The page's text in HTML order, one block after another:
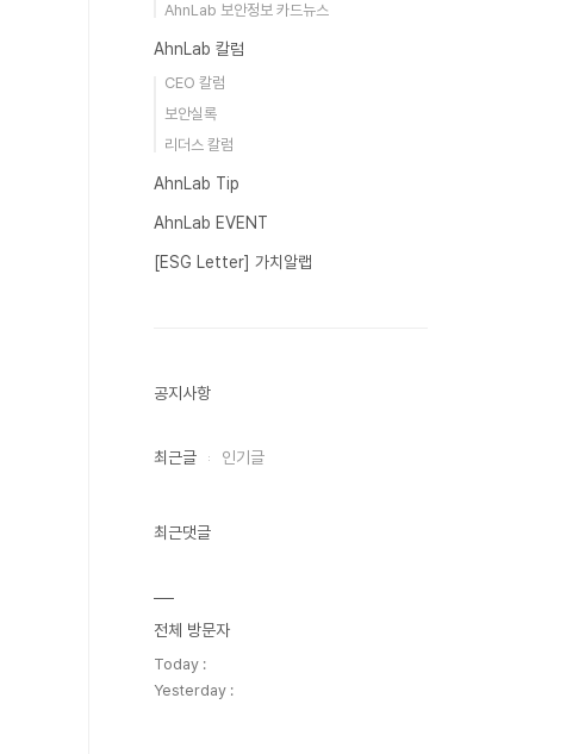
AhnLab 보안정보 카드뉴스
AhnLab 칼럼
CEO 칼럼
보안실록
리더스 칼럼
AhnLab Tip
AhnLab EVENT
[ESG Letter] 가치알랩
공지사항
최근글 인기글
최근댓글
전체 방문자
Today :
Yesterday :